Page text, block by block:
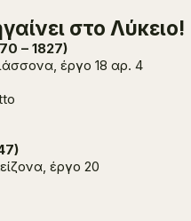
στο Λύκειο!
– 1827)
έργο 18 αρ. 4
έργο 20